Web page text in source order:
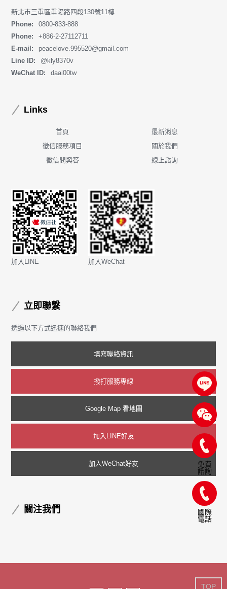
TOP
免費
諮詢
國際
電話
新北市三重區重陽路四段130號11樓
Phone:
0800-833-888
Phone:
+886-2-27112711
E-mail:
peacelove.995520@gmail.com
Line ID:
@kly8370v
WeChat ID:
daai00tw
Links
首頁
最新消息
徵信服務項目
關於我們
徵信問與答
線上諮詢
加入LINE 加入WeChat
立即聯繫
透過以下方式迅速的聯絡我們
填寫聯絡資訊
撥打服務專線
Google Map 看地圖
加入LINE好友
加入WeChat好友
關注我們